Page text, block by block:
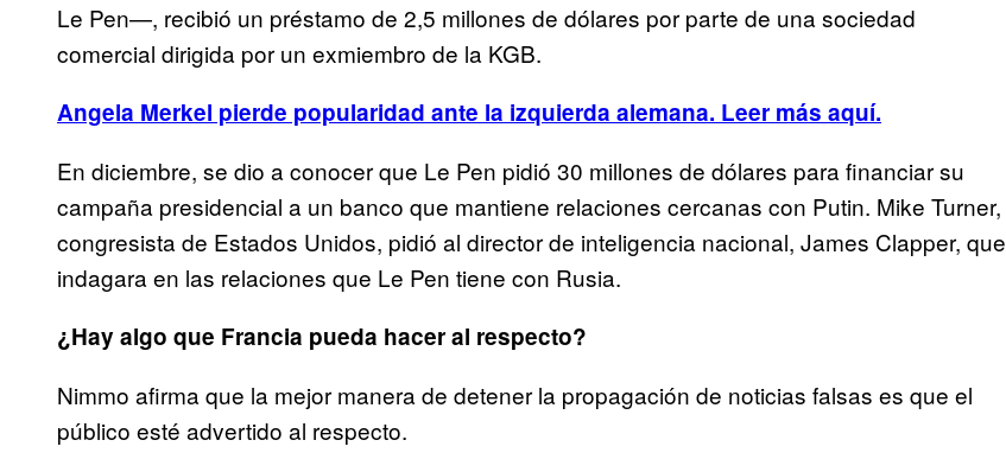
Le Pen—, recibió un préstamo de 2,5 millones de dólares por parte de una sociedad
comercial dirigida por un exmiembro de la KGB.
Angela Merkel pierde popularidad ante la izquierda alemana. Leer más aquí.
En diciembre, se dio a conocer que Le Pen pidió 30 millones de dólares para financiar su
campaña presidencial a un banco que mantiene relaciones cercanas con Putin. Mike Turner,
congresista de Estados Unidos, pidió al director de inteligencia nacional, James Clapper, que
indagara en las relaciones que Le Pen tiene con Rusia.
¿Hay algo que Francia pueda hacer al respecto?
Nimmo afirma que la mejor manera de detener la propagación de noticias falsas es que el
público esté advertido al respecto.